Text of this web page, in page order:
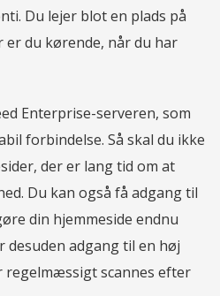
Du lejer blot en plads på
du kørende, når du har
Enterprise-serveren, som
forbindelse. Så skal du ikke
der er lang tid om at
Du kan også få adgang til
din hjemmeside endnu
adgang til en høj
regelmæssigt scannes efter